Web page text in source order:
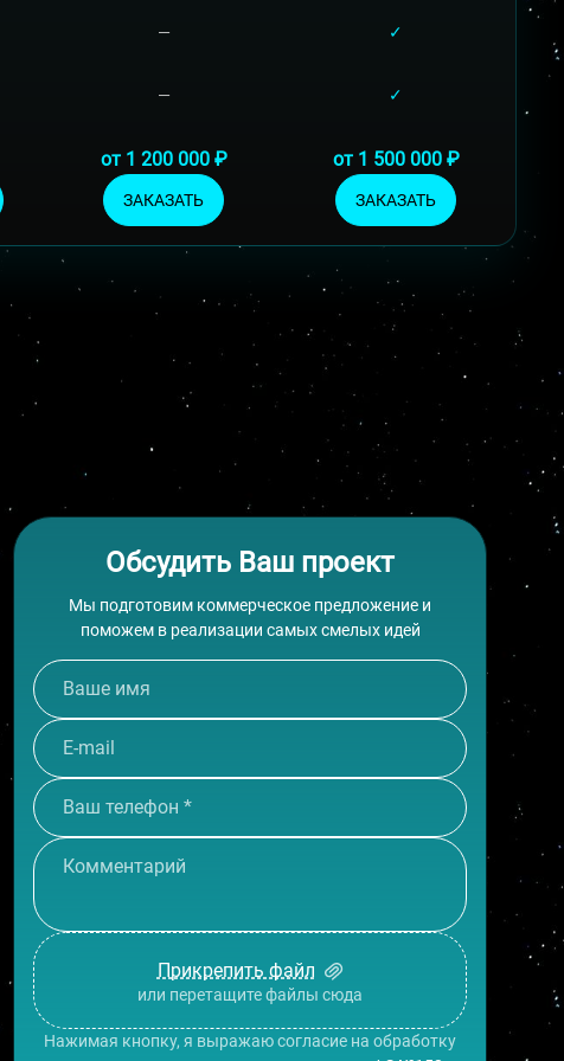
— ✓
— ✓
от 1 200 000 ₽
ЗАКАЗАТЬ
от 1 500 000 ₽
ЗАКАЗАТЬ
Обсудить Ваш проект
Мы подготовим коммерческое предложение и
поможем в реализации самых смелых идей
Прикрепить файл
или перетащите файлы сюда
Нажимая кнопку, я выражаю согласие на обработку